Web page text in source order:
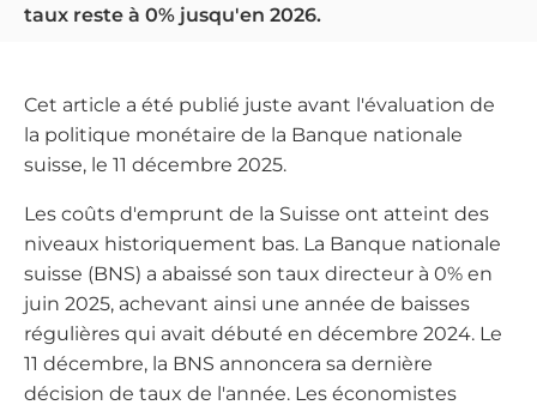
taux reste à 0% jusqu'en 2026.
Cet article a été publié juste avant l'évaluation de
la politique monétaire de la Banque nationale
suisse, le 11 décembre 2025.
Les coûts d'emprunt de la Suisse ont atteint des
niveaux historiquement bas. La Banque nationale
suisse (BNS) a abaissé son taux directeur à 0% en
juin 2025, achevant ainsi une année de baisses
régulières qui avait débuté en décembre 2024. Le
11 décembre, la BNS annoncera sa dernière
décision de taux de l'année. Les économistes